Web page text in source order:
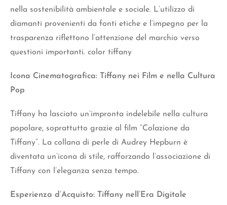
nella sostenibilità ambientale e sociale. L’utilizzo di
diamanti provenienti da fonti etiche e l’impegno per la
trasparenza riflettono l’attenzione del marchio verso
questioni importanti. color tiffany
Icona Cinematografica: Tiffany nei Film e nella Cultura
Pop
Tiffany ha lasciato un’impronta indelebile nella cultura
popolare, soprattutto grazie al film “Colazione da
Tiffany”. La collana di perle di Audrey Hepburn è
diventata un’icona di stile, rafforzando l’associazione di
Tiffany con l’eleganza senza tempo.
Esperienza d’Acquisto: Tiffany nell’Era Digitale